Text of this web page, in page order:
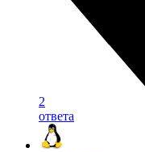
2
ответа